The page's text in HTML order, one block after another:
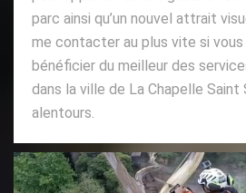
parc ainsi qu’un nouvel attrait
me contacter au plus vite si vous
bénéficier du meilleur des
dans la ville de La Chapelle Saint
alentours.